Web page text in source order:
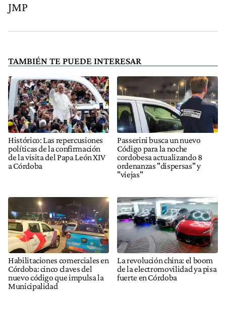
JMP
TAMBIÉN TE PUEDE INTERESAR
Histórico: Las repercusiones
políticas de la confirmación
de la visita del Papa León XIV
a Córdoba
Passerini busca un nuevo
Código para la noche
cordobesa actualizando 8
ordenanzas "dispersas" y
"viejas"
Habilitaciones comerciales en
Córdoba: cinco claves del
nuevo código que impulsa la
Municipalidad
La revolución china: el boom
de la electromovilidad ya pisa
fuerte en Córdoba